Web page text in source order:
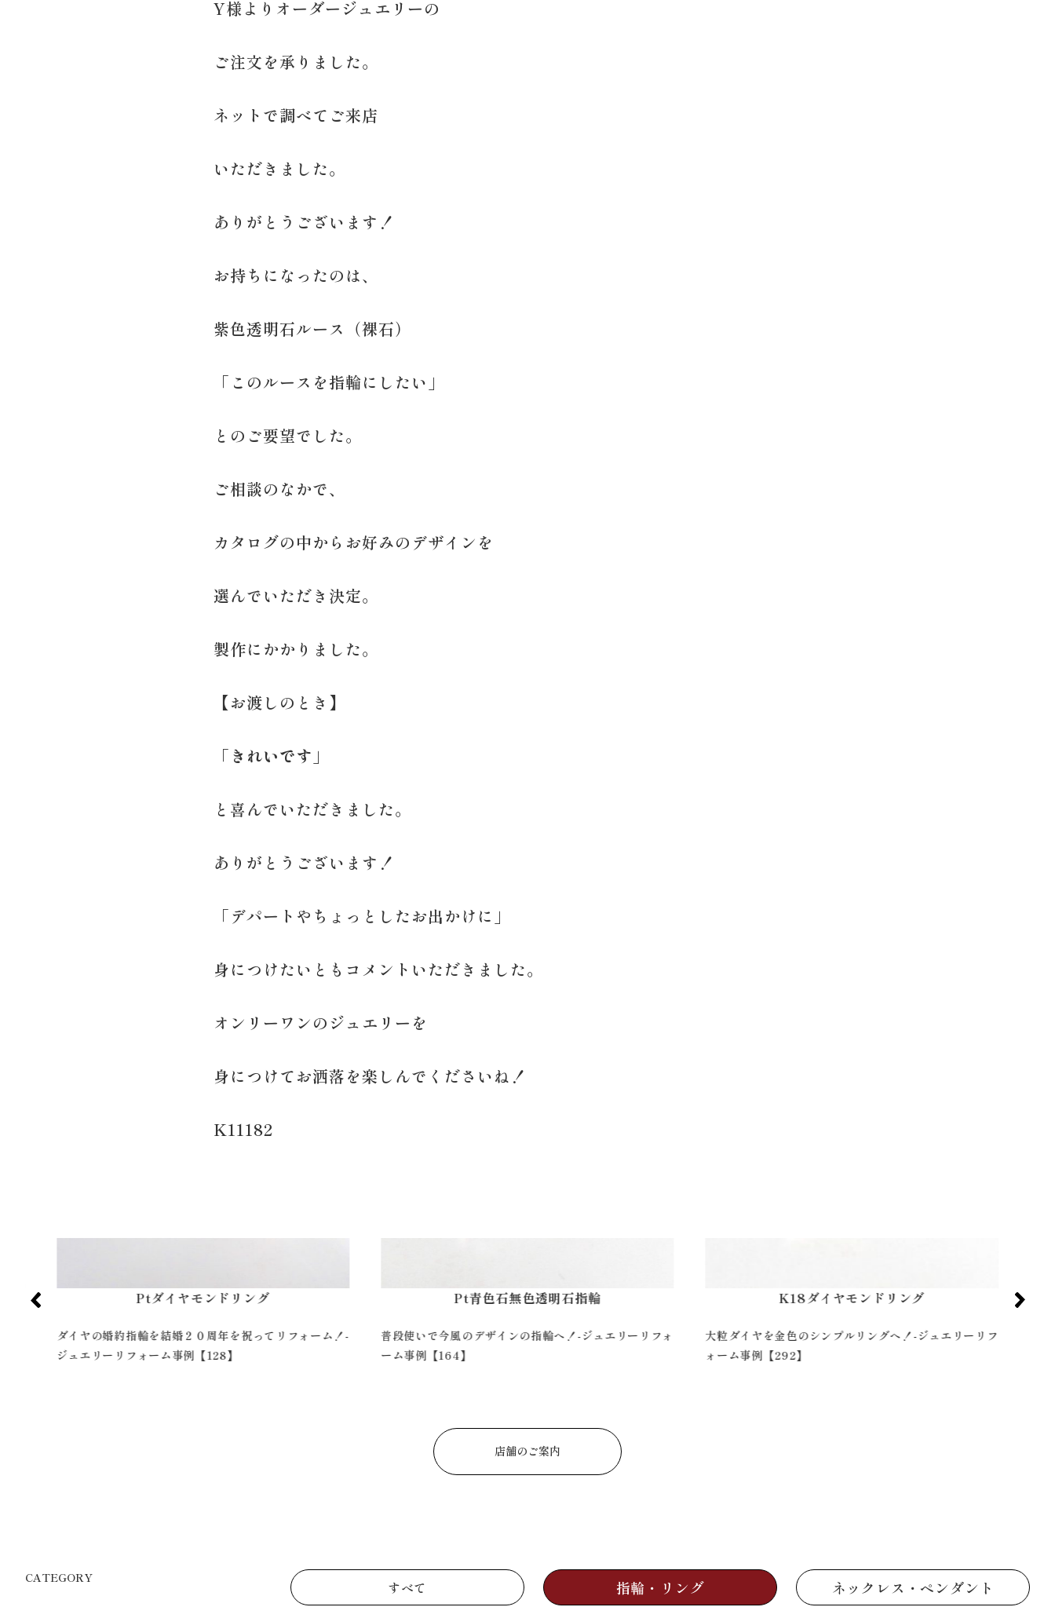
Y様よりオーダージュエリーの
ご注文を承りました。
ネットで調べてご来店
いただきました。
ありがとうございます！
お持ちになったのは、
紫色透明石ルース（裸石）
「このルースを指輪にしたい」
とのご要望でした。
ご相談のなかで、
カタログの中からお好みのデザインを
選んでいただき決定。
製作にかかりました。
【お渡しのとき】
「きれいです」
と喜んでいただきました。
ありがとうございます！
「デパートやちょっとしたお出かけに」
身につけたいともコメントいただきました。
オンリーワンのジュエリーを
身につけてお洒落を楽しんでくださいね！
K11182
Pt青色石無色透明石指輪
普段使いで今風のデザインの指輪へ！-ジュエリーリフォ
ーム事例【164】
K18ダイヤモンドリング
大粒ダイヤを金色のシンプルリングへ！-ジュエリーリフ
ォーム事例【292】
K18YGダイヤモンドリング
祖母の形見をエタニティリングへ！-ジュエリーリフォー
ム事例【399】
店舗のご案内
CATEGORY
すべて 指輪・リング ネックレス・ペンダント